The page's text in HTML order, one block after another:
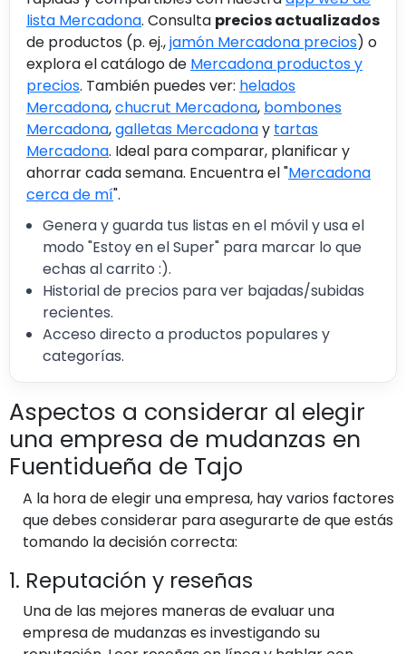
lista Mercadona. Consulta precios actualizados
de productos (p. ej.,jamón Mercadona precios) o
explora el catálogo de Mercadona productos y
precios. También puedes ver: helados
Mercadona,chucrut Mercadona, bombones
Mercadona,galletas Mercadonay tartas
Mercadona. Ideal para comparar, planificar y
ahorrar cada semana. Encuentra el "Mercadona
cerca de mí".
Genera y guarda tus listas en el móvil y usa el
modo "Estoy en el Super" para marcar lo que
echas al carrito :).
Historial de precios para ver bajadas/subidas
recientes.
Acceso directo a productos populares y
categorías.
Aspectos a considerar al elegir
una empresa de mudanzas en
Fuentidueña de Tajo
A la hora de elegir una empresa, hay varios factores
que debes considerar para asegurarte de que estás
tomando la decisión correcta:
1. Reputación y reseñas
Una de las mejores maneras de evaluar una
empresa de mudanzas es investigando su